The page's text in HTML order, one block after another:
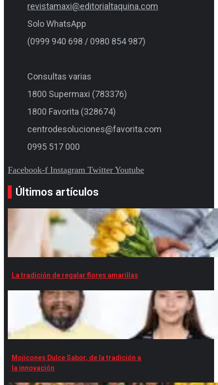
revistamaxi@editorialtaquina.com
Solo WhatsApp
(0999 940 698 / 0980 854 987)
Consultas varias
1800 Supermaxi (783376)
1800 Favorita (328674)
centrodesoluciones@favorita.com
0995 517 000
Facebook-f Instagram Twitter Youtube
Últimos artículos
La tradición de regalar flores amarillas
Mojicones Dulce Sabor, de la tradición a
la innovación